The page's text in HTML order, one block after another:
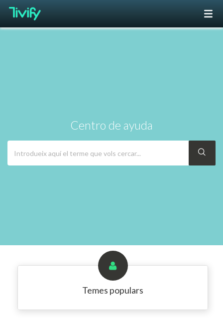
Centro de ayuda
Temes populars